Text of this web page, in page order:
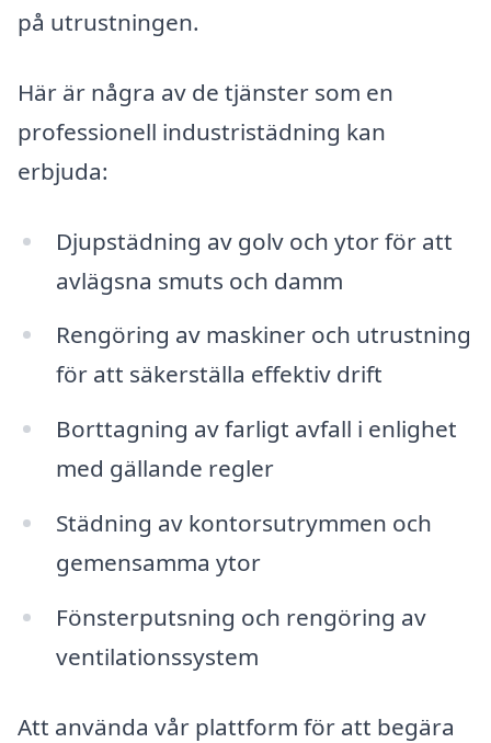
på utrustningen.
Här är några av de tjänster som en
professionell industristädning kan
erbjuda:
Djupstädning av golv och ytor för att
avlägsna smuts och damm
Rengöring av maskiner och utrustning
för att säkerställa effektiv drift
Borttagning av farligt avfall i enlighet
med gällande regler
Städning av kontorsutrymmen och
gemensamma ytor
Fönsterputsning och rengöring av
ventilationssystem
Att använda vår plattform för att begära